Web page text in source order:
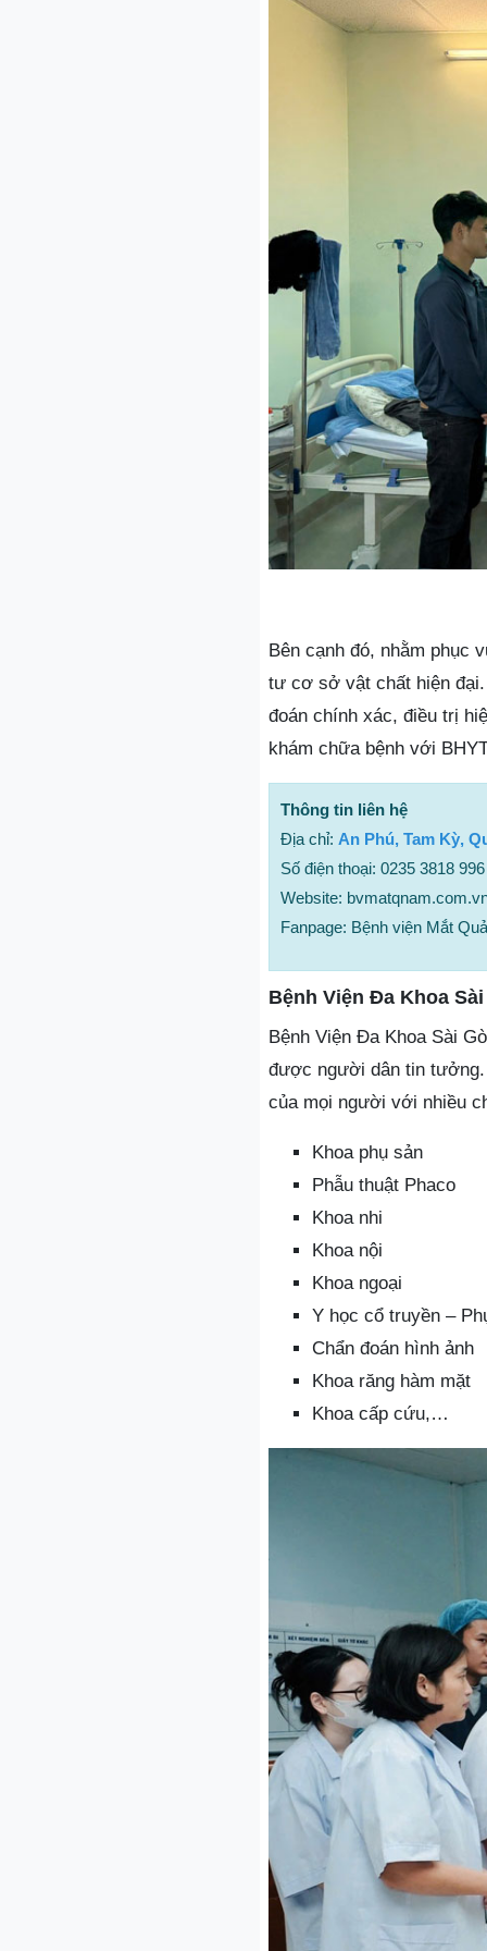
Bên cạnh đó, nhằm phục
tư cơ sở vật chất hiện
đoán chính xác, điều trị
khám chữa bệnh với
Thông tin liên hệ
Địa chỉ: An Phú, Tam Kỳ,
Số điện thoại: 0235 3818 996
Website:
Fanpage: Bệnh viện Mắt
Bệnh Viện Đa Khoa
Bệnh Viện Đa Khoa Sài
được người dân tin tưởng.
của mọi người với nhiều
Khoa phụ sản
Phẫu thuật Phaco
Khoa nhi
Khoa nội
Khoa ngoại
Y học cổ truyền –
Chẩn đoán hình ảnh
Khoa răng hàm mặt
Khoa cấp cứu,…